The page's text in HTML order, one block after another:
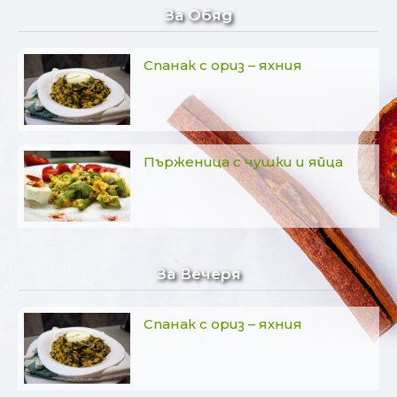
За Обяд
Спанак с ориз – яхния
Пърженица с чушки и яйца
За Вечеря
Спанак с ориз – яхния